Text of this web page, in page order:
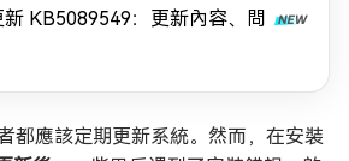
KB5089549：更新內容、問
都應該定期更新系統。然而，在安裝